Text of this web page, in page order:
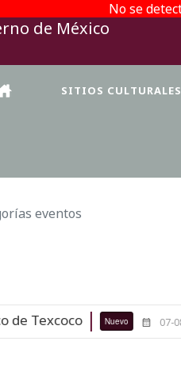
No se
SITIOS CULTURALES
eventos
Texcoco Nuevo 07-08-